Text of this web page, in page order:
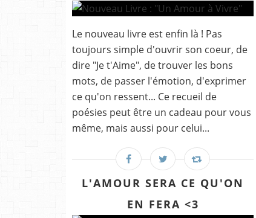
Le nouveau livre est enfin là ! Pas
toujours simple d'ouvrir son coeur, de
dire "Je t'Aime", de trouver les bons
mots, de passer l'émotion, d'exprimer
ce qu'on ressent... Ce recueil de
poésies peut être un cadeau pour vous
même, mais aussi pour celui...
L'AMOUR SERA CE QU'ON
EN FERA <3